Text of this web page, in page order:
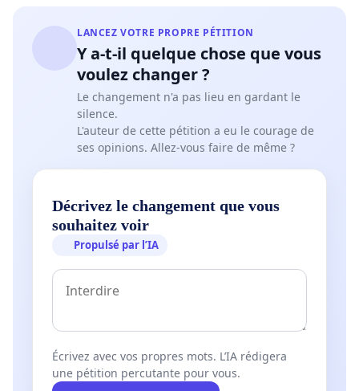
LANCEZ VOTRE PROPRE PÉTITION
Y a-t-il quelque chose que vous
voulez changer ?
Le changement n'a pas lieu en gardant le
silence.
L'auteur de cette pétition a eu le courage de
ses opinions. Allez-vous faire de même ?
Décrivez le changement que vous
souhaitez voir
Propulsé par l’IA
Écrivez avec vos propres mots. L’IA rédigera
une pétition percutante pour vous.